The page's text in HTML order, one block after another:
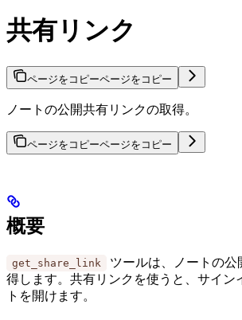
共有リンク
ページをコピーページをコピー
ノートの公開共有リンクの取得。
ページをコピーページをコピー
概要
get_share_link
ツールは、ノートの公
得します。共有リンクを使うと、サイン
トを開けます。